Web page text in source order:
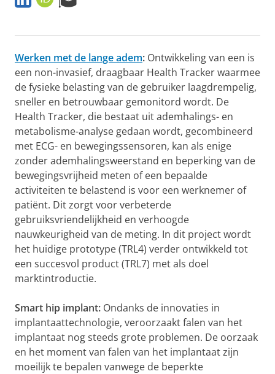
i
k
d
n
R
I
e
r
c
h
P
o
r
t
a
l
Werken met de lange adem: Ontwikkeling van een is
een non-invasief, draagbaar Health Tracker waarmee
de fysieke belasting van de gebruiker laagdrempelig,
sneller en betrouwbaar gemonitord wordt. De
Health Tracker, die bestaat uit ademhalings- en
metabolisme-analyse gedaan wordt, gecombineerd
met ECG- en bewegingssensoren, kan als enige
zonder ademhalingsweerstand en beperking van de
bewegingsvrijheid meten of een bepaalde
activiteiten te belastend is voor een werknemer of
patiënt. Dit zorgt voor verbeterde
gebruiksvriendelijkheid en verhoogde
nauwkeurigheid van de meting. In dit project wordt
het huidige prototype (TRL4) verder ontwikkeld tot
een succesvol product (TRL7) met als doel
marktintroductie.
Smart hip implant: Ondanks de innovaties in
implantaattechnologie, veroorzaakt falen van het
implantaat nog steeds grote problemen. De oorzaak
en het moment van falen van het implantaat zijn
moeilijk te bepalen vanwege de beperkte